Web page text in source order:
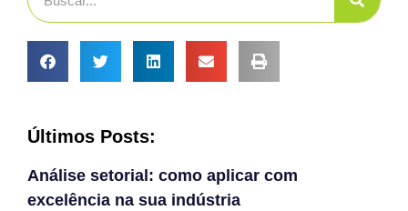
Últimos Posts:
Análise setorial: como aplicar com
excelência na sua indústria